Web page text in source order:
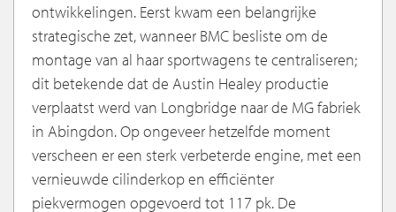
ontwikkelingen. Eerst kwam een belangrijke
strategische zet, wanneer BMC besliste om de
montage van al haar sportwagens te centraliseren;
dit betekende dat de Austin Healey productie
verplaatst werd van Longbridge naar de MG fabriek
in Abingdon. Op ongeveer hetzelfde moment
verscheen er een sterk verbeterde engine, met een
vernieuwde cilinderkop en efficiënter
piekvermogen opgevoerd tot 117 pk. De